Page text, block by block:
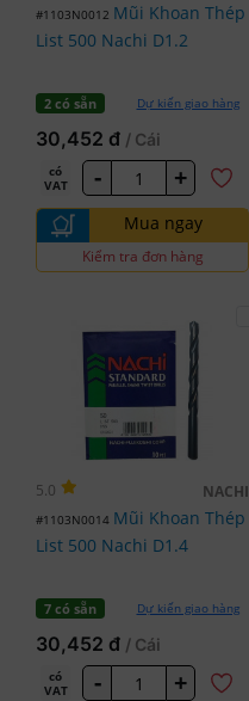
#1103N0012 Mũi Khoan Thép
List 500 Nachi D1.2
2 có sẵn Dự kiến giao hàng
30,452 đ / Cái
có
VAT
- +
Mua ngay
Kiểm tra đơn hàng
5.0 NACHI
#1103N0014 Mũi Khoan Thép
List 500 Nachi D1.4
7 có sẵn Dự kiến giao hàng
30,452 đ / Cái
có
VAT
- +